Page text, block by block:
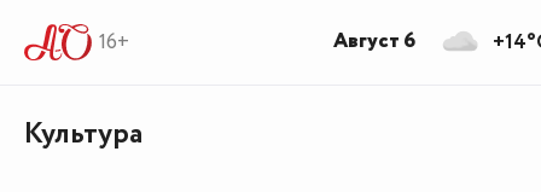
16+
Культура
Август 6